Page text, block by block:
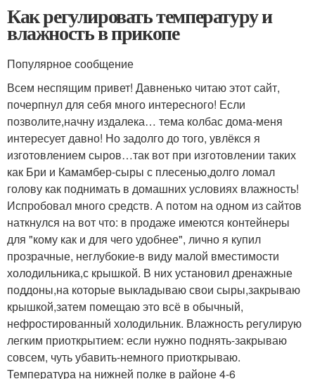
Как регулировать температуру и
влажность в прикопе
Популярное сообщение
Всем неспящим привет! Давненько читаю этот сайт,
почерпнул для себя много интересного! Если
позволите,начну издалека… тема колбас дома-меня
интересует давно! Но задолго до того, увлёкся я
изготовлением сыров…так вот при изготовлении таких
как Бри и Камамбер-сыры с плесенью,долго ломал
голову как поднимать в домашних условиях влажность!
Испробовал много средств. А потом на одном из сайтов
наткнулся на вот что: в продаже имеются контейнеры
для "кому как и для чего удобнее", лично я купил
прозрачные, неглубокие-в виду малой вместимости
холодильника,с крышкой. В них установил дренажные
поддоны,на которые выкладываю свои сыры,закрываю
крышкой,затем помещаю это всё в обычный,
нефростированный холодильник. Влажность регулирую
легким приоткрытием: если нужно поднять-закрываю
совсем, чуть убавить-немного приоткрываю.
Температура на нижней полке в районе 4-6